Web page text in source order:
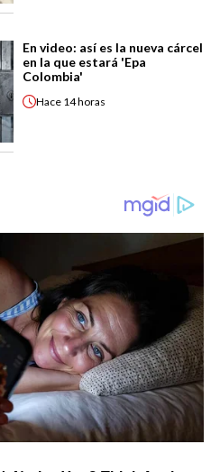
En video: así es la nueva cárcel
en la que estará 'Epa
Colombia'
Hace 14 horas